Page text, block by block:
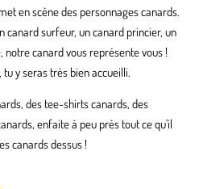
en scène des personnages canards.
canard surfeur, un canard princier, un
canard vous représente vous !
y seras très bien accueilli.
des tee-shirts canards, des
enfaite à peu près tout ce qu’il
canards dessus !